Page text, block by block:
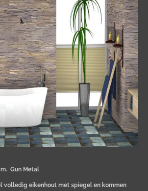
Gun Metal
volledig eikenhout met spiegel en kommen